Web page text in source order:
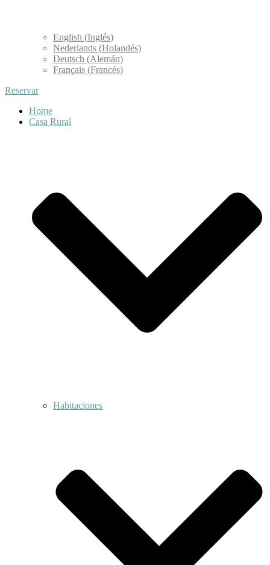
English (Inglés)
Nederlands (Holandés)
Deutsch (Alemán)
Français (Francés)
Reservar
Home
Casa Rural
Habitaciones